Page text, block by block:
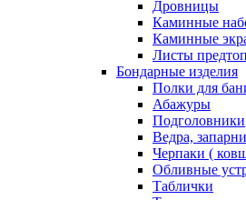
Дровницы
Каминные
Каминные
Листы
Бондарные изделия
Полки для
Абажуры
Подголовники
Ведра,
Черпаки (
Обливные
Таблички